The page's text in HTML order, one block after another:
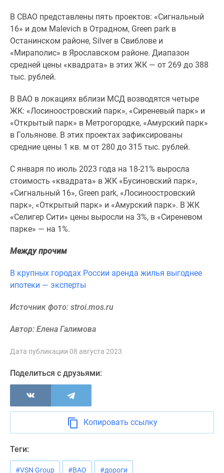
калькулятор
Семейная
ипотека
Военная
ипотека
Банки
программы
Медиа
Новости
недвижимости
Мнение
Аналитика
рынка
Покупателю
Экспертиза
новостроек
Эксперты
авторы
проекте
Реклама
сайте
Дзен
места
Апартаменты
#траншевая
ипотека
ИТ-
ипотека
Квартиры
В СВАО представлены пять проектов: «Сигнальный
16» и дом Malevich в Отрадном, Green park в
Останинском районе, Silver в Свиблове и
«Мираполис» в Ярославском районе. Диапазон
средней цены «квадрата» в этих ЖК — от 269 до 388
тыс. рублей.
В ВАО в локациях вблизи МСД возводятся четыре
ЖК: «Лосиноостровский парк», «Сиреневый парк» и
«Открытый парк» в Метрогородке, «Амурский парк»
в Гольянове. В этих проектах зафиксированы
средние цены 1 кв. м от 280 до 315 тыс. рублей.
С января по июль 2023 года на 18-21% выросла
стоимость «квадрата» в ЖК «Бусиновский парк»,
«Сигнальный 16», Green park, «Лосиноостровский
парк», «Открытый парк» и «Амурский парк». В ЖК
«Селигер Сити» цены выросли на 3%, в «Сиреневом
парке» — на 1%.
Между прочим
В крупных городах России аренда жилья выгоднее
ипотеки — эксперты
Источник фото: stroi.mos.ru
Автор: Елена Галимова
Дата публикации 08 августа 2023
Поделиться с друзьями:
Копировать ссылку
Теги:
#VSN Group #ВАО #дороги